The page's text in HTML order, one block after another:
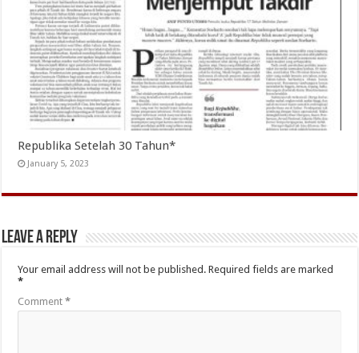
Republika Setelah 30 Tahun*
January 5, 2023
Leave a Reply
Your email address will not be published. Required fields are marked
*
Comment*